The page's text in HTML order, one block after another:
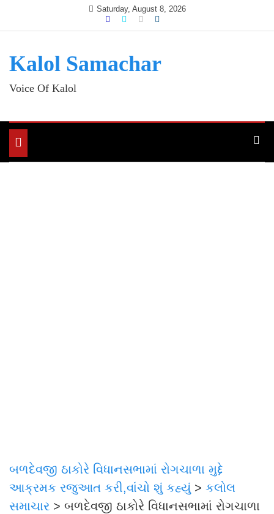
Saturday, August 8, 2026
Kalol Samachar
Voice Of Kalol
Toggle
navigation
બળદેવજી ઠાકોરે વિધાનસભામાં રોગચાળા મુદ્દે
આક્રમક રજુઆત કરી,વાંચો શું કહ્યું > કલોલ
સમાચાર > બળદેવજી ઠાકોરે વિધાનસભામાં રોગચાળા